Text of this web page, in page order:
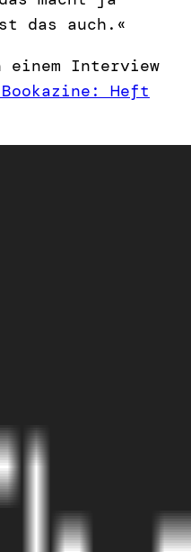
das auch.«
einem Interview
Bookazine: Heft